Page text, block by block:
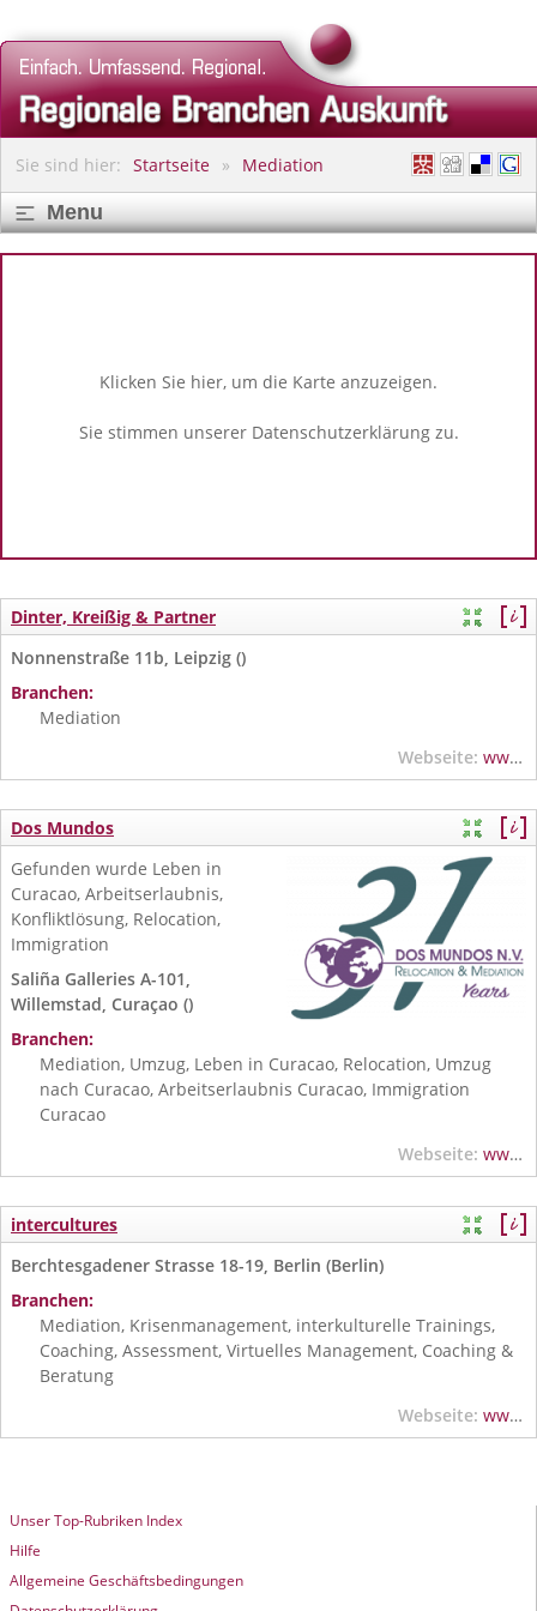
Sie sind hier: Startseite Mediation
Menu
Klicken Sie hier, um die Karte anzuzeigen.
Sie stimmen unserer Datenschutzerklärungzu.
Dinter, Kreißig & Partner
Nonnenstraße 11b, Leipzig ()
Branchen:
Mediation
Webseite: www.dinter-kreissig.de
Dos Mundos
Gefunden wurde Leben in
Curacao, Arbeitserlaubnis,
Konfliktlösung, Relocation,
Immigration
Saliña Galleries A-101,
Willemstad, Curaçao ()
Branchen:
Mediation, Umzug, Leben in Curacao, Relocation, Umzug
nach Curacao, Arbeitserlaubnis Curacao, Immigration
Curacao
Webseite: www.dosmundos.cw
intercultures
Berchtesgadener Strasse 18-19, Berlin (Berlin)
Branchen:
Mediation, Krisenmanagement, interkulturelle Trainings,
Coaching, Assessment, Virtuelles Management, Coaching &
Beratung
Webseite: www.intercultures.de
Unser Top-Rubriken Index
Hilfe
Allgemeine Geschäftsbedingungen